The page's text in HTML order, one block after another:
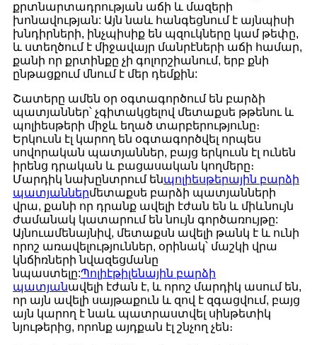
քրտնարտադրության աճի և մազերի
խոնավության: Այն նաև հանգեցնում է այնպիսի
խնդիրների, ինչպիսիք են պզուկները կամ թեփը,
և ստեղծում է միջավայր մանրէների աճի համար,
քանի որ քրտինքը չի գոլորշիանում, երբ քնի
ընթացքում մնում է մեր դեմքին:
Շատերը ամեն օր օգտագործում են բարձի
պատյաններ՝ չգիտակցելով մետաքսե թթենու և
պոլիեսթերի միջև եղած տարբերությունը։
Երկուսն էլ կարող են օգտագործվել որպես
սովորական պատյաններ, բայց երկուսն էլ ունեն
իրենց դրական և բացասական կողմերը։
Մարդիկ նախընտրում ենպոլիեսթերային բարձի
պատյաններմետաքսե բարձի պատյանների
վրա, քանի որ դրանք ավելի էժան են և միևնույն
ժամանակ կատարում են նույն գործառույթը:
Այնուամենայնիվ, մետաքսն ավելի թանկ է և ունի
որոշ առավելություններ, օրինակ՝ մաշկի վրա
կնճիռների նվազեցմանը
նպաստելը:Պոլիէթիլենային բարձի
պատյանավելի էժան է, և որոշ մարդիկ ասում են,
որ այն ավելի սայթաքուն և զով է զգացվում, բայց
այն կարող է նաև պատրաստվել սինթետիկ
նյութերից, որոնք այդքան էլ շնչող չեն։